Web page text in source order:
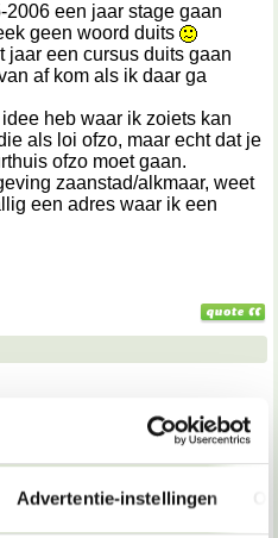
Advertentie-instellingen
een jaar stage gaan
geen woord duits
jaar een cursus duits gaan
af kom als ik daar ga
heb waar ik zoiets kan
als loi ofzo, maar echt dat je
ofzo moet gaan.
zaanstad/alkmaar, weet
een adres waar ik een
daar wonen meer dan in
in Nederland.
nog niet naar huis.